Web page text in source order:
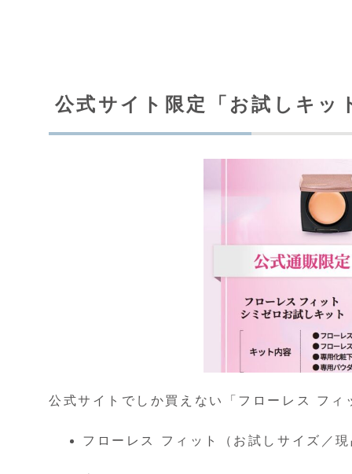
公式サイト限定「お試しキッ
公式サイトでしか買えない「フローレス フ
フローレス フィット（お試しサイズ／